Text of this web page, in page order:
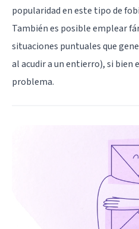
popularidad en este tipo de
También es posible emplear
situaciones puntuales que
al acudir a un entierro), si bien
problema.